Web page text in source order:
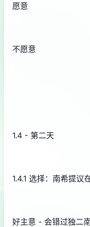
愿意
不愿意
1.4 - 第二天
1.4.1 选择：南希提议
好主意 - 会错过独二